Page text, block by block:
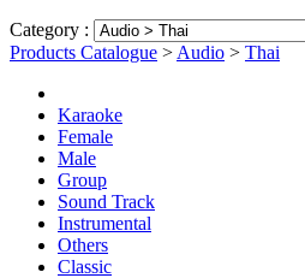
Category :
Products Catalogue > Audio > Thai
Karaoke
Female
Male
Group
Sound Track
Instrumental
Others
Classic